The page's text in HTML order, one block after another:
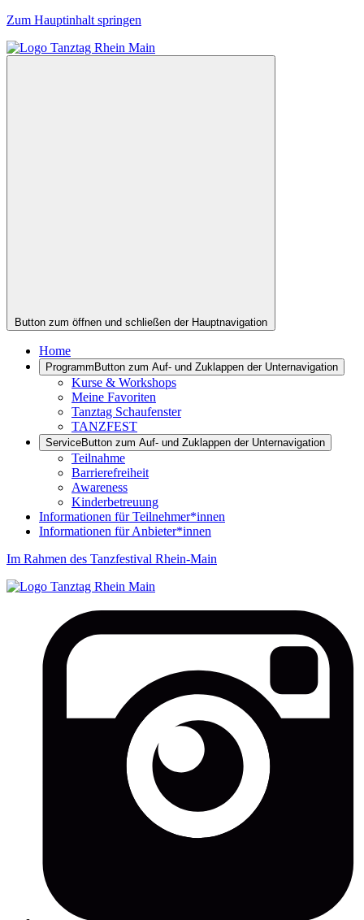
Zum Hauptinhalt springen
Button zum öffnen und schließen der Hauptnavigation
Home
Programm Button zum Auf- und Zuklappen der Unternavigation
Kurse & Workshops
Meine Favoriten
Tanztag Schaufenster
TANZFEST
ServiceButton zum Auf- und Zuklappen der Unternavigation
Teilnahme
Barrierefreiheit
Awareness
Kinderbetreuung
Informationen für Teilnehmer*innen
Informationen für Anbieter*innen
Im Rahmen des Tanzfestival Rhein-Main